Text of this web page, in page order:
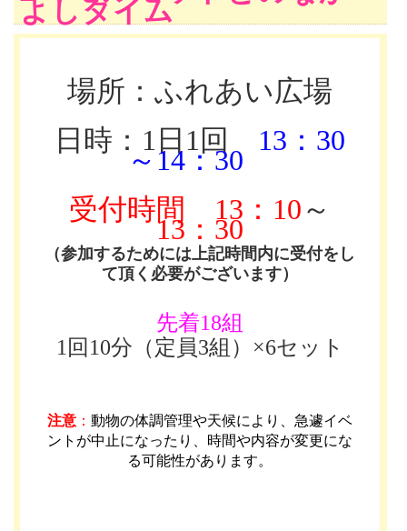
よしタイム
場所：ふれあい広場
日時：1日1回
13：30
～14：30
受付時間
13：10～
13：30
（参加するためには上記時間内に受付をし
て頂く必要がございます）
先着18組
1回10分（定員3組）×6セット
注意 ：動物の体調管理や天候により、急遽イベ
ントが中止になったり、時間や内容が変更にな
る可能性があります。